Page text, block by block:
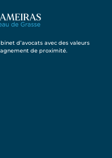
d’avocats avec des valeurs
de proximité.